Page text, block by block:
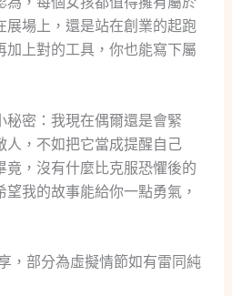
展場上，還是站在創業的起跑
加上對的工具，你也能寫下屬
秘密：我現在偶爾還是會緊
人，不如把它當成提醒自己
竟，沒有什麼比克服恐懼後的
我的故事能給你一點勇氣，
，部分為虛擬情節如有雷同純